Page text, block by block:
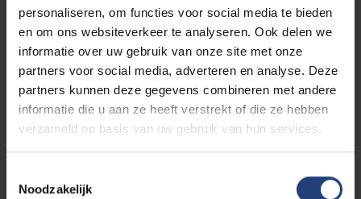
personaliseren, om functies voor social media te bieden
en om ons websiteverkeer te analyseren. Ook delen we
informatie over uw gebruik van onze site met onze
partners voor social media, adverteren en analyse. Deze
partners kunnen deze gegevens combineren met andere
informatie die u aan ze heeft verstrekt of die ze hebben
verzameld op basis van uw gebruik van hun services.
Noodzakelijk
passie ... We zouden nog eens in Oostende
gaan wandelen, zei je onlangs ... het heeft
niet meer mogen zijn. Bedankt voor al je
warmte, steun, engagement,
gedrevenheid en energie. We zullen je
onwaarschijnlijk missen. Hopelijk vergaat
het verdriet ooit en kunnen we met een
brede glimlach terugdenken aan de wijze,
gemis zeer zwaar moet vallen ...